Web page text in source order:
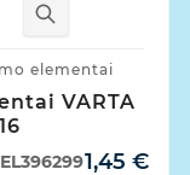
elementai
VARTA
1,45 €
EL396299